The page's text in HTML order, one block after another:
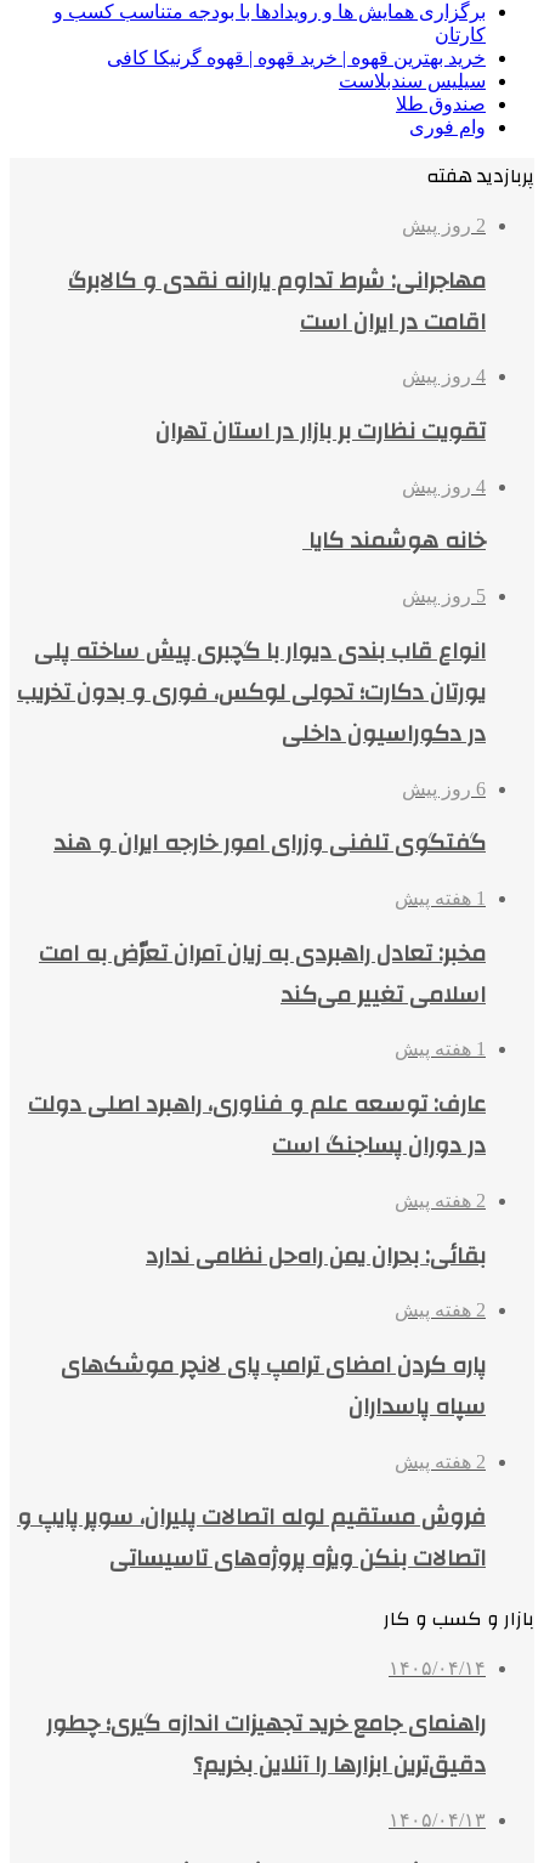
برگزاری همایش ها و رویدادها با بودجه متناسب کسب و
کارتان
خرید بهترین قهوه | خرید قهوه | قهوه گرنیکا کافی
سیلیس سندبلاست
صندوق طلا
وام فوری
پربازدید هفته
2 روز پیش
مهاجرانی: شرط تداوم یارانه نقدی و کالابرگ
اقامت در ایران است
4 روز پیش
تقویت نظارت بر بازار در استان تهران
4 روز پیش
خانه هوشمند کایا
5 روز پیش
انواع قاب بندی دیوار با گچبری پیش ساخته پلی
یورتان دکارت؛ تحولی لوکس، فوری و بدون تخریب
در دکوراسیون داخلی
6 روز پیش
گفتگوی تلفنی وزرای امور خارجه ایران و هند
1 هفته پیش
مخبر: تعادل راهبردی به زیان آمران تعرّض به امت
اسلامی تغییر می‌کند
1 هفته پیش
عارف: توسعه علم و فناوری، راهبرد اصلی دولت
در دوران پساجنگ است
2 هفته پیش
بقائی: بحران یمن راه‌حل نظامی ندارد
2 هفته پیش
پاره کردن امضای ترامپ پای لانچر موشک‌های
سپاه پاسداران
2 هفته پیش
فروش مستقیم لوله اتصالات پلیران، سوپر پایپ و
اتصالات بنکن ویژه پروژه‌های تاسیساتی
بازار و کسب و کار
۱۴۰۵/۰۴/۱۴
راهنمای جامع خرید تجهیزات اندازه گیری؛ چطور
دقیق‌ترین ابزارها را آنلاین بخریم؟
۱۴۰۵/۰۴/۱۳